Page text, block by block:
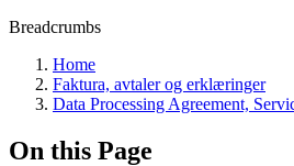
Breadcrumbs
Home
Faktura, avtaler og erklæringer
Data Processing Agreement,
On this Page